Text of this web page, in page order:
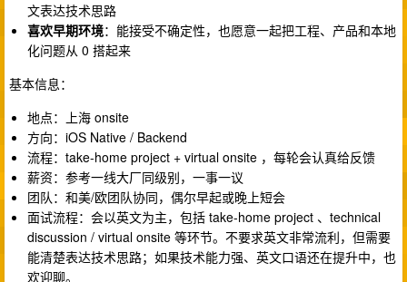
文表达技术思路
喜欢早期环境：能接受不确定性，也愿意一起把工程、产品和本地
化问题从 0 搭起来
基本信息：
地点：上海 onsite
方向：iOS Native / Backend
流程：take-home project + virtual onsite ，每轮会认真给反馈
薪资：参考一线大厂同级别，一事一议
团队：和美/欧团队协同，偶尔早起或晚上短会
面试流程：会以英文为主，包括 take-home project 、technical
discussion / virtual onsite 等环节。不要求英文非常流利，但需要
能清楚表达技术思路；如果技术能力强、英文口语还在提升中，也
欢迎聊。